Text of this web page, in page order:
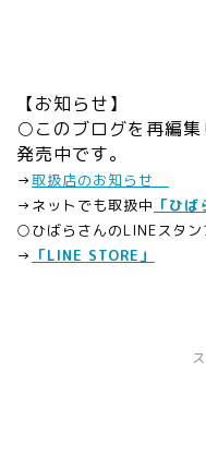
【お知らせ】
○このブログを再編集
発売中です。
→取扱店のお知らせ
→ネットでも取扱中 「ひ
○ひばらさんのLINEスタ
→ 「LINE STORE」